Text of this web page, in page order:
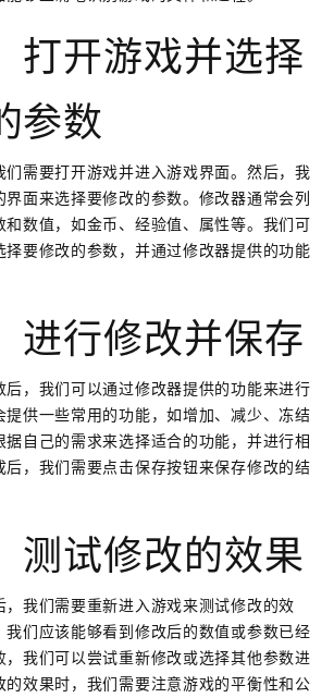
打开游戏并选择
参数
们需要打开游戏并进入游戏界面。然后，我
界面来选择要修改的参数。修改器通常会列
和数值，如金币、经验值、属性等。我们可
择要修改的参数，并通过修改器提供的功能
进行修改并保存
后，我们可以通过修改器提供的功能来进行
提供一些常用的功能，如增加、减少、冻结
据自己的需求来选择适合的功能，并进行相
后，我们需要点击保存按钮来保存修改的结
测试修改的效果
，我们需要重新进入游戏来测试修改的效
我们应该能够看到修改后的数值或参数已经
，我们可以尝试重新修改或选择其他参数进
的效果时，我们需要注意游戏的平衡性和公